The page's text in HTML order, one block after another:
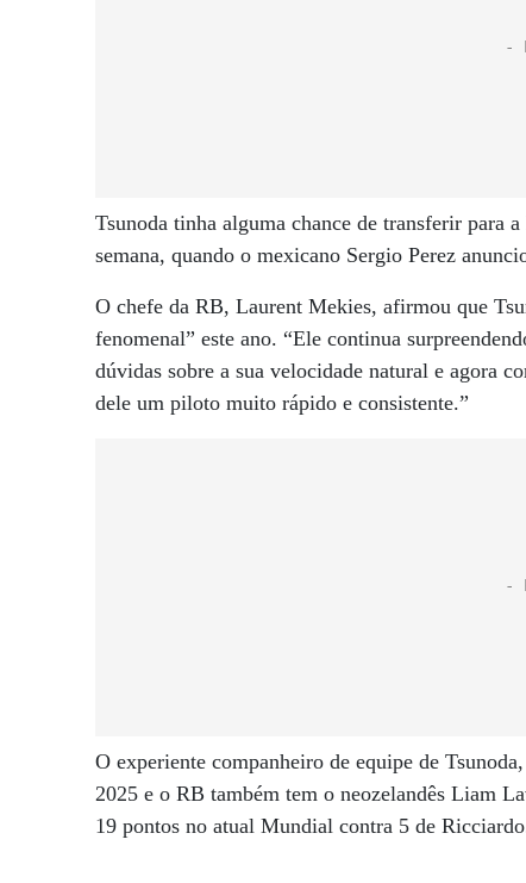
Tsunoda tinha alguma chance de transferir
semana, quando o mexicano Sergio Perez
O chefe da RB, Laurent Mekies, afirmou que
fenomenal” este ano. “Ele continua
dúvidas sobre a sua velocidade natural e agora
dele um piloto muito rápido e consistente.”
O experiente companheiro de equipe de
2025 e o RB também tem o neozelandês Liam
19 pontos no atual Mundial contra 5 de